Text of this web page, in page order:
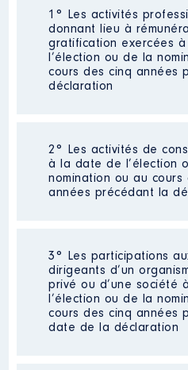
1° Les activités
donnant lieu à
gratification exercées
l’élection ou de la
cours des cinq années
déclaration
Description :
Employeur
:
et de l'Artisanat
:
Année
2016 29 651 €
2° Les activités de
à la date de l’élection
nomination ou au cours
années précédant la
Néant
3° Les participations
dirigeants d’un
privé ou d’une société
l’élection ou de la
cours des cinq années
date de la déclaration